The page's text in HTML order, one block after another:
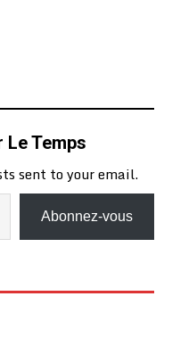
Le Temps
sent to your email.
Abonnez-vous